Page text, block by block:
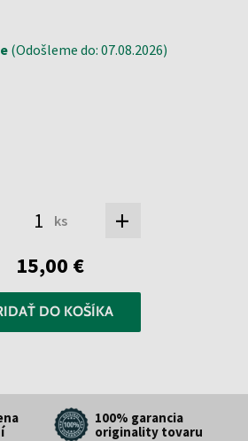
(Odošleme do: 07.08.2026)
ks +
15,00 €
DO KOŠÍKA
100% garancia
originality tovaru